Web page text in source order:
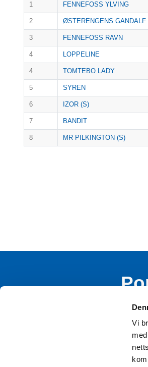
Vi
1 FENNEFOSS YLVING
2 ØSTERENGENS GANDALF
3 FENNEFOSS RAVN
4 LOPPELINE
4 TOMTEBO LADY
5 SYREN
6 IZOR (S)
7 BANDIT
8 MR PILKINGTON (S)